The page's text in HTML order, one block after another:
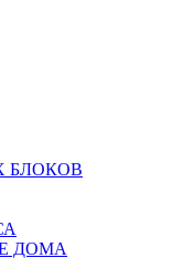
БЛОКОВ
ДОМА